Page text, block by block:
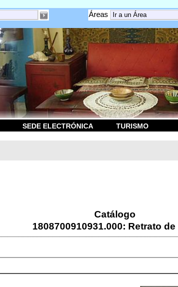
Áreas
SEDE ELECTRÓNICA TURISMO
Catálogo
1808700910931.000: Retrato